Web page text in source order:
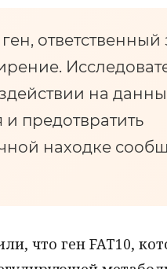
ответственный
на
предотвратить
находке
что ген FAT10,